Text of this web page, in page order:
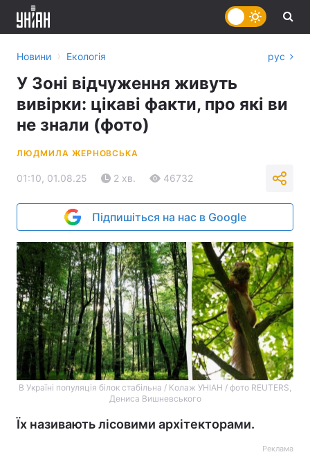
Новини › Екологія рус
У Зоні відчуження живуть
вивірки: цікаві факти, про які ви
не знали (фото)
ЛЮДМИЛА ЖЕРНОВСЬКА
01:10, 01.08.25 2 хв. 46732
Підпишіться на нас в Google
В Україні популяція білок стабільна / Колаж УНІАН / фото REUTERS,
Дениса Вишневського
Їх називають лісовими архітекторами.
Реклама